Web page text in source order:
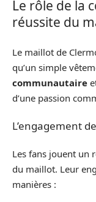
Le rôle de la
réussite du
Le maillot de
qu’un simple
communautaire
d’une passion
L’engagement
Les fans jouent un
du maillot. Leur
manières :